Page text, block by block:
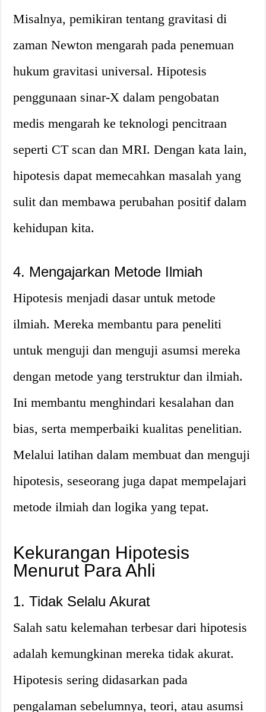
Misalnya, pemikiran tentang gravitasi di
zaman Newton mengarah pada penemuan
hukum gravitasi universal. Hipotesis
penggunaan sinar-X dalam pengobatan
medis mengarah ke teknologi pencitraan
seperti CT scan dan MRI. Dengan kata lain,
hipotesis dapat memecahkan masalah yang
sulit dan membawa perubahan positif dalam
kehidupan kita.
4. Mengajarkan Metode Ilmiah
Hipotesis menjadi dasar untuk metode
ilmiah. Mereka membantu para peneliti
untuk menguji dan menguji asumsi mereka
dengan metode yang terstruktur dan ilmiah.
Ini membantu menghindari kesalahan dan
bias, serta memperbaiki kualitas penelitian.
Melalui latihan dalam membuat dan menguji
hipotesis, seseorang juga dapat mempelajari
metode ilmiah dan logika yang tepat.
Kekurangan Hipotesis
Menurut Para Ahli
1. Tidak Selalu Akurat
Salah satu kelemahan terbesar dari hipotesis
adalah kemungkinan mereka tidak akurat.
Hipotesis sering didasarkan pada
pengalaman sebelumnya, teori, atau asumsi